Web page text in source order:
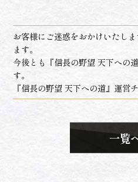
お客様にご迷惑をおかけいたし
ます。
今後とも『信長の野望 天下への
す。
『信長の野望 天下への道』運営
一覧